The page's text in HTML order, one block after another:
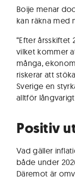
Boije menar
kan räkna med
“Efter
vilket kommer
många,
riskerar att
Sverige en
alltför
Positiv
Vad gäller
både under
Däremot är